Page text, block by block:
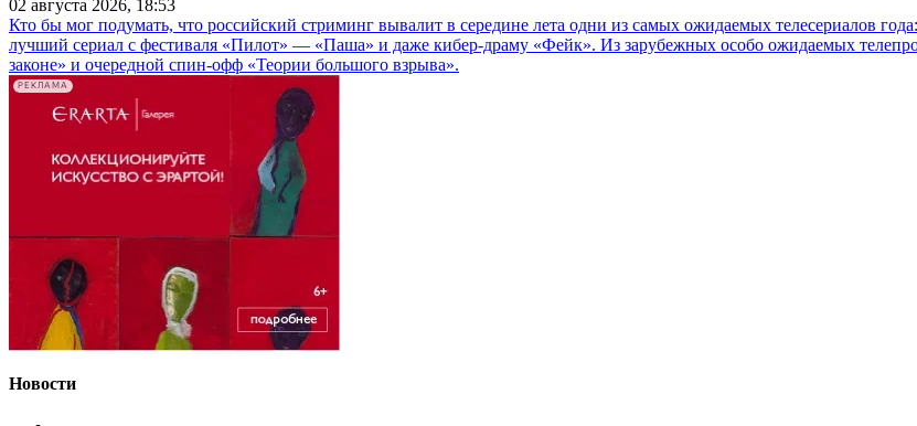
02 августа 2026, 18:53
Кто бы мог подумать, что российский стриминг вывалит в середине лета одни из самых ожидаемых телесериалов
лучший сериал с фестиваля «Пилот» — «Паша» и даже кибер-драму «Фейк». Из зарубежных особо ожидаемых
законе» и очередной спин-офф «Теории большого взрыва».
РЕКЛАМА
Новости